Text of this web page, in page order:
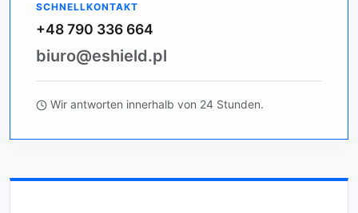
SCHNELLKONTAKT
+48 790 336 664
biuro@eshield.pl
Wir antworten innerhalb von 24 Stunden.